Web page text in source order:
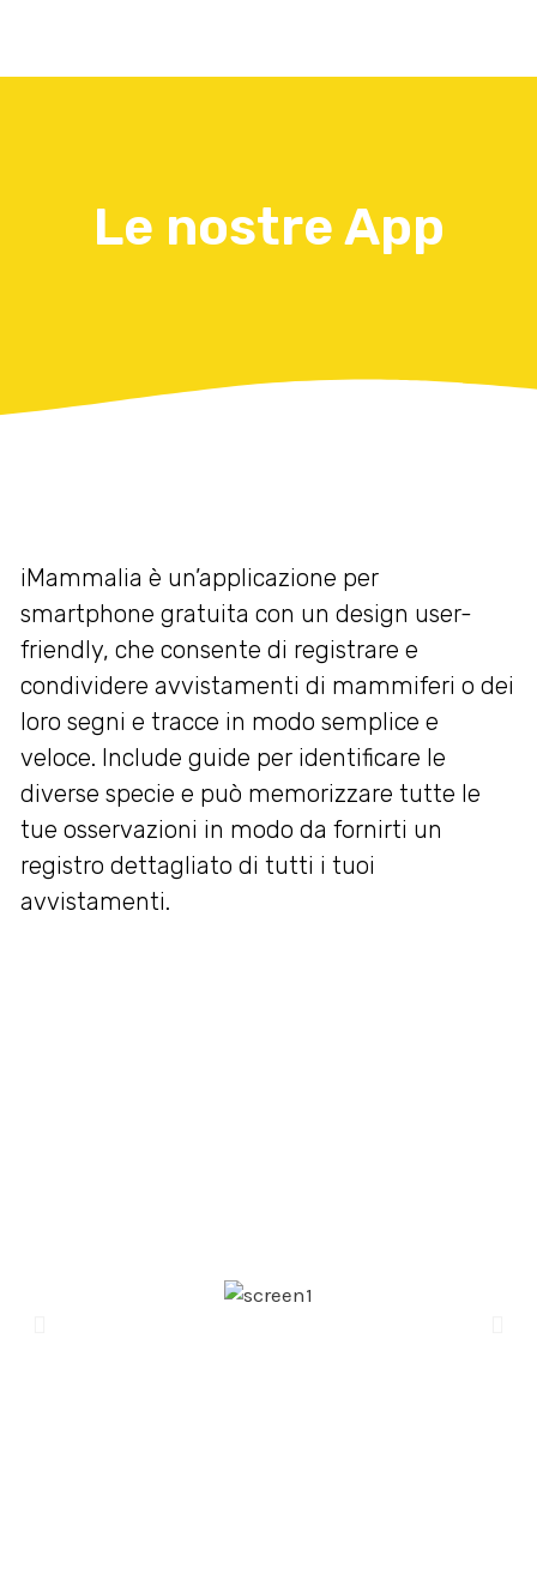
Le nostre App
iMammalia è un’applicazione per
smartphone gratuita con un design user-
friendly, che consente di registrare e
condividere avvistamenti di mammiferi o dei
loro segni e tracce in modo semplice e
veloce. Include guide per identificare le
diverse specie e può memorizzare tutte le
tue osservazioni in modo da fornirti un
registro dettagliato di tutti i tuoi
avvistamenti.